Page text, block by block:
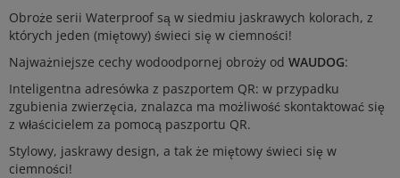
Obroże serii Waterproof są w siedmiu jaskrawych kolorach, z
których jeden (miętowy) świeci się w ciemności!
Najważniejsze cechy wodoodpornej obroży od WAUDOG:
Inteligentna adresówka z paszportem QR: w przypadku
zgubienia zwierzęcia, znalazca ma możliwość skontaktować się
z właścicielem za pomocą paszportu QR.
Stylowy, jaskrawy design, a tak że miętowy świeci się w
ciemności!